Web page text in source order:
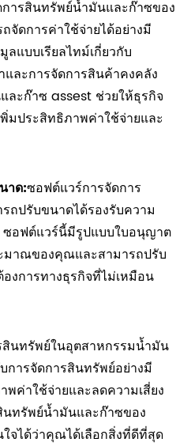
ารสินทรัพย์น้ำมันและก๊าซของ
ดการค่าใช้จ่ายได้อย่างมี
แบบเรียลไทม์เกี่ยวกับ
ละการจัดการสินค้าคงคลัง
ะก๊าซ assest ช่วยให้ธุรกิจ
มประสิทธิภาพค่าใช้จ่ายและ
าด:ซอฟต์แวร์การจัดการ
ถปรับขนาดได้รองรับความ
อฟต์แวร์นี้มีรูปแบบใบอนุญาต
มาณของคุณและสามารถปรับ
งการทางธุรกิจที่ไม่เหมือน
สินทรัพย์ในอุตสาหกรรมน้ำมัน
ารจัดการสินทรัพย์อย่างมี
ค่าใช้จ่ายและลดความเสี่ยง
นทรัพย์น้ำมันและก๊าซของ
ได้ว่าคุณได้เลือกสิ่งที่ดีที่สุด